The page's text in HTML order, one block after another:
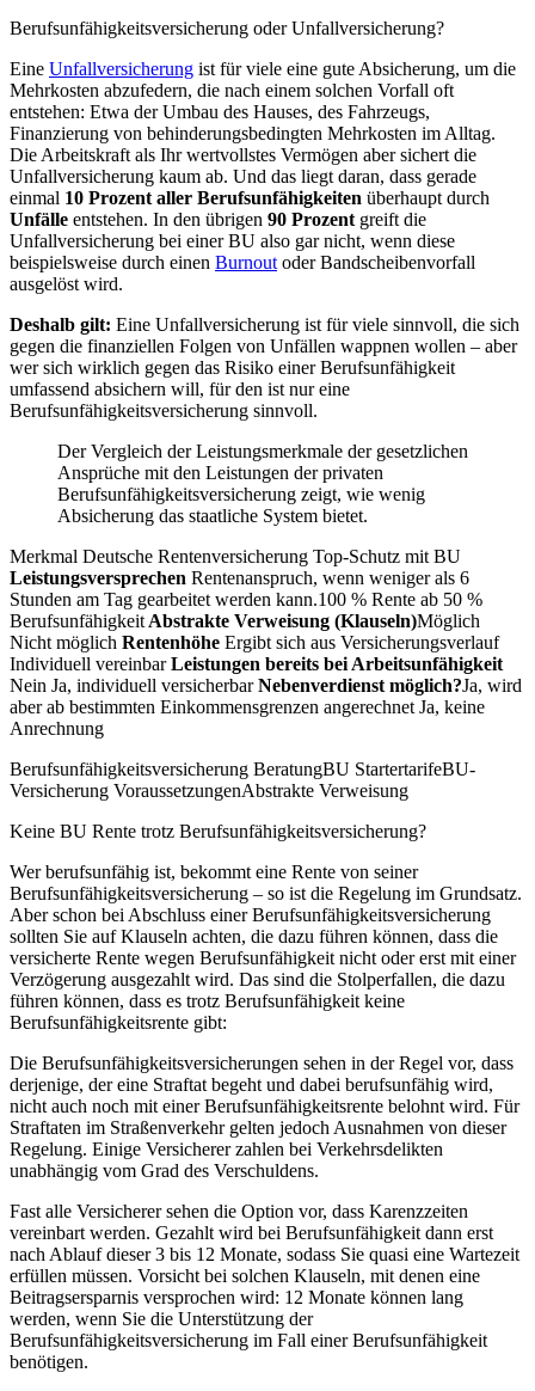
Berufsunfähigkeitsversicherung oder Unfallversicherung?
Eine Unfallversicherung ist für viele eine gute Absicherung, um die
Mehrkosten abzufedern, die nach einem solchen Vorfall oft
entstehen: Etwa der Umbau des Hauses, des Fahrzeugs,
Finanzierung von behinderungs­bedingten Mehrkosten im Alltag.
Die Arbeitskraft als Ihr wertvollstes Vermögen aber sichert die
Unfallversicherung kaum ab. Und das liegt daran, dass gerade
einmal 10 Prozent aller Berufsunfähigkeiten überhaupt durch
Unfälle entstehen. In den übrigen 90 Prozent greift die
Unfallversicherung bei einer BU also gar nicht, wenn diese
beispielsweise durch einen Burnout oder Bandscheibenvorfall
ausgelöst wird.
Deshalb gilt: Eine Unfallversicherung ist für viele sinnvoll, die sich
gegen die finanziellen Folgen von Unfällen wappnen wollen – aber
wer sich wirklich gegen das Risiko einer Berufsunfähigkeit
umfassend absichern will, für den ist nur eine
Berufsunfähigkeitsversicherung sinnvoll.
Der Vergleich der Leistungsmerkmale der gesetzlichen
Ansprüche mit den Leistungen der privaten
Berufsunfähigkeitsversicherung zeigt, wie wenig
Absicherung das staatliche System bietet.
Merkmal Deutsche Rentenversicherung Top-Schutz mit BU
Leistungsversprechen Rentenanspruch, wenn weniger als 6
Stunden am Tag gearbeitet werden kann.100 % Rente ab 50 %
Berufsunfähigkeit Abstrakte Verweisung (Klauseln)Möglich
Nicht möglich Rentenhöhe Ergibt sich aus Versicherungsverlauf
Individuell vereinbarLeistungen bereits bei Arbeitsunfähigkeit
Nein Ja, individuell versicherbarNebenverdienst möglich?Ja, wird
aber ab bestimmten Einkommensgrenzen angerechnet Ja, keine
Anrechnung
Berufsunfähigkeitsversicherung BeratungBU StartertarifeBU-
Versicherung VoraussetzungenAbstrakte Verweisung
Keine BU Rente trotz Berufsunfähigkeitsversicherung?
Wer berufsunfähig ist, bekommt eine Rente von seiner
Berufsunfähigkeitsversicherung – so ist die Regelung im Grundsatz.
Aber schon bei Abschluss einer Berufsunfähigkeitsversicherung
sollten Sie auf Klauseln achten, die dazu führen können, dass die
versicherte Rente wegen Berufsunfähigkeit nicht oder erst mit einer
Verzögerung ausgezahlt wird. Das sind die Stolperfallen, die dazu
führen können, dass es trotz Berufsunfähigkeit keine
Berufsunfähigkeitsrente gibt:
Die Berufsunfähig­keits­versicherungen sehen in der Regel vor, dass
derjenige, der eine Straftat begeht und dabei berufsunfähig wird,
nicht auch noch mit einer Berufs­unfähig­keits­rente belohnt wird. Für
Straftaten im Straßenverkehr gelten jedoch Ausnahmen von dieser
Regelung. Einige Versicherer zahlen bei Verkehrsdelikten
unabhängig vom Grad des Verschuldens.
Fast alle Versicherer sehen die Option vor, dass Karenzzeiten
vereinbart werden. Gezahlt wird bei Berufsunfähigkeit dann erst
nach Ablauf dieser 3 bis 12 Monate, sodass Sie quasi eine Wartezeit
erfüllen müssen. Vorsicht bei solchen Klauseln, mit denen eine
Beitragsersparnis versprochen wird: 12 Monate können lang
werden, wenn Sie die Unterstützung der
Berufsunfähigkeitsversicherung im Fall einer Berufsunfähigkeit
benötigen.